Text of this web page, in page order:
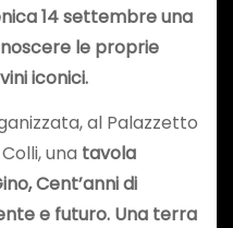
14 settembre una
le proprie
iconici.
al Palazzetto
una tavola
Cent’anni di
e futuro. Una terra